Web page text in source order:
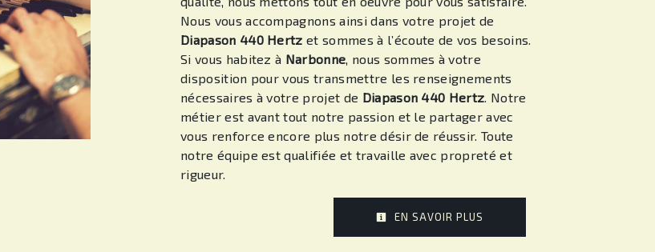
Nous vous accompagnons ainsi dans votre projet de
Diapason 440 Hertz et sommes à l’écoute de vos besoins.
Si vous habitez à Narbonne, nous sommes à votre
disposition pour vous transmettre les renseignements
nécessaires à votre projet de Diapason 440 Hertz. Notre
métier est avant tout notre passion et le partager avec
vous renforce encore plus notre désir de réussir. Toute
notre équipe est qualifiée et travaille avec propreté et
rigueur.
EN SAVOIR PLUS